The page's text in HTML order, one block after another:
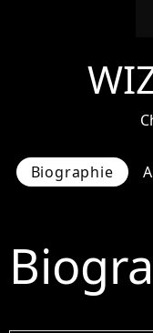
Biographie